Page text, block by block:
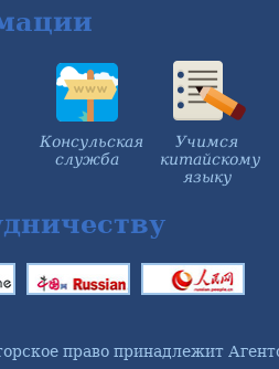
Консульская
служба
Учимся
китайскому
языку
право принадлежит